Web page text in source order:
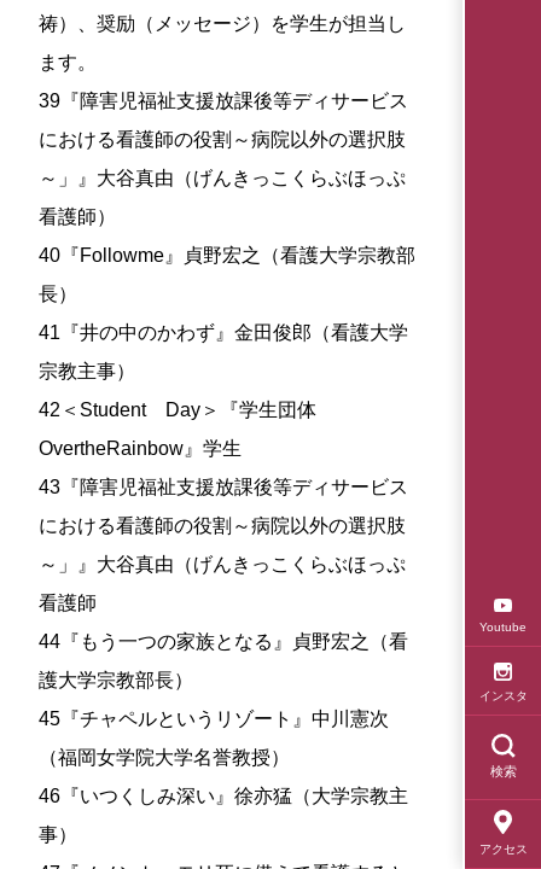
Youtube
インスタ
検索
アクセス
祷）、奨励（メッセージ）を学生が担当し
ます。
39『障害児福祉支援放課後等ディサービス
における看護師の役割～病院以外の選択肢
～」』大谷真由（げんきっこくらぶほっぷ
看護師）
40『Followme』貞野宏之（看護大学宗教部
長）
41『井の中のかわず』金田俊郎（看護大学
宗教主事）
42＜Student Day＞『学生団体
OvertheRainbow』学生
43『障害児福祉支援放課後等ディサービス
における看護師の役割～病院以外の選択肢
～」』大谷真由（げんきっこくらぶほっぷ
看護師
44『もう一つの家族となる』貞野宏之（看
護大学宗教部長）
45『チャペルというリゾート』中川憲次
（福岡女学院大学名誉教授）
46『いつくしみ深い』徐亦猛（大学宗教主
事）